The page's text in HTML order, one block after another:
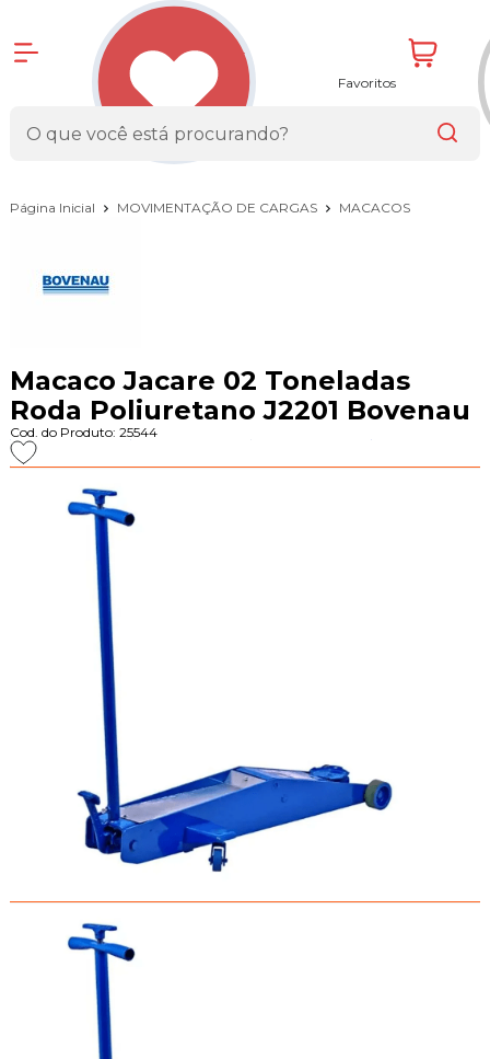
Favoritos
Página Inicial MOVIMENTAÇÃO DE CARGAS MACACOS
Macaco Jacare 02 Toneladas
Roda Poliuretano J2201 Bovenau
Cod. do Produto: 25544